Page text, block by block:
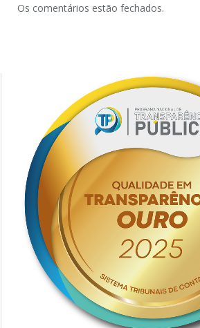
Os comentários estão fechados.